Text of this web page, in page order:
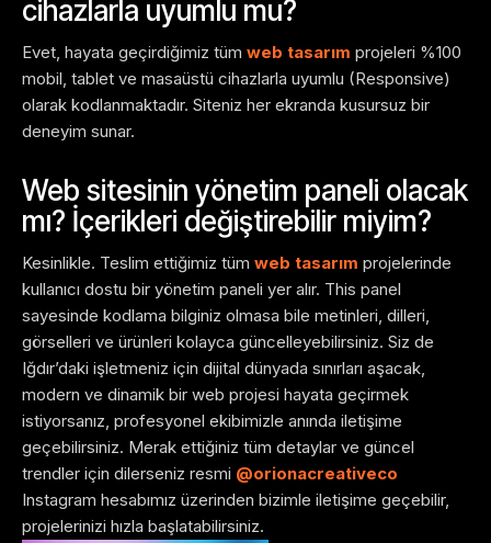
cihazlarla uyumlu mu?
Evet, hayata geçirdiğimiz tüm web tasarım projeleri %100
mobil, tablet ve masaüstü cihazlarla uyumlu (Responsive)
olarak kodlanmaktadır. Siteniz her ekranda kusursuz bir
deneyim sunar.
Web sitesinin yönetim paneli olacak
mı? İçerikleri değiştirebilir miyim?
Kesinlikle. Teslim ettiğimiz tüm web tasarım projelerinde
kullanıcı dostu bir yönetim paneli yer alır. This panel
sayesinde kodlama bilginiz olmasa bile metinleri, dilleri,
görselleri ve ürünleri kolayca güncelleyebilirsiniz. Siz de
Iğdır’daki işletmeniz için dijital dünyada sınırları aşacak,
modern ve dinamik bir web projesi hayata geçirmek
istiyorsanız, profesyonel ekibimizle anında iletişime
geçebilirsiniz. Merak ettiğiniz tüm detaylar ve güncel
trendler için dilerseniz resmi @orionacreativeco
Instagram hesabımız üzerinden bizimle iletişime geçebilir,
projelerinizi hızla başlatabilirsiniz.